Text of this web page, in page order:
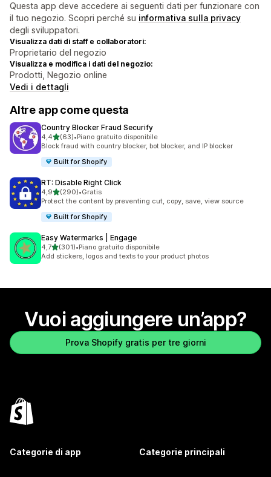
Questa app deve accedere ai seguenti dati per funzionare con
il tuo negozio. Scopri perché su informativa sulla privacy
degli sviluppatori.
Visualizza dati di staff e collaboratori:
Proprietario del negozio
Visualizza e modifica i dati del negozio:
Prodotti, Negozio online
Vedi i dettagli
Altre app come questa
Country Blocker Fraud Securify
4,4stelle su 5
(63)
63 recensioni totali
•Piano gratuito disponibile
Block fraud with country blocker, bot blocker, and IP blocker
Built for Shopify
RT: Disable Right Click
4,9stelle su 5
(290)
290 recensioni totali
•Gratis
Protect the content by preventing cut, copy, save, view source
Built for Shopify
Easy Watermarks | Engage
4,7stelle su 5
(301)
301 recensioni totali
•Piano gratuito disponibile
Add stickers, logos and texts to your product photos
Vuoi aggiungere un’app?
Prova Shopify gratis per tre giorni
Categorie di app Categorie principali